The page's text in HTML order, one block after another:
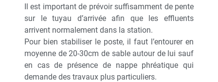
Il est important de prévoir suffisamment de pente
sur le tuyau d’arrivée afin que les effluents
arrivent normalement dans la station.
Pour bien stabiliser le poste, il faut l’entourer en
moyenne de 20-30cm de sable autour de lui sauf
en cas de présence de nappe phréatique qui
demande des travaux plus particuliers.